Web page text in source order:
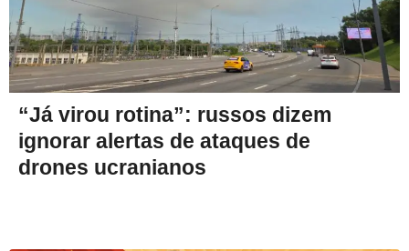
“Já virou rotina”: russos dizem
ignorar alertas de ataques de
drones ucranianos